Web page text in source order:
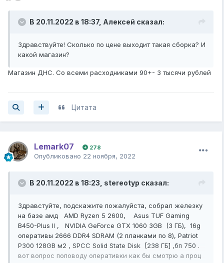
В 20.11.2022 в 18:37, Алексей сказал:
Здравствуйте! Сколько по цене выходит такая сборка? И
какой магазин?
Магазин ДНС. Со всеми расходниками 90+- 3 тысячи рублей
Цитата
Lemark07 278
Опубликовано 22 ноября, 2022
В 20.11.2022 в 18:23, stereotyp сказал:
Здравстуйте, подскажите пожалуйста, собрал железку
на базе амд AMD Ryzen 5 2600, Asus TUF Gaming
B450-Plus II , NVIDIA GeForce GTX 1060 3GB (3 ГБ), 16g
оперативы 2666 DDR4 SDRAM (2 планками по 8), Patriot
P300 128GB м2 , SPCC Solid State Disk [238 ГБ] ,бп 750 .
вот вопрос поповоду оперативки как бы смотрю а проц